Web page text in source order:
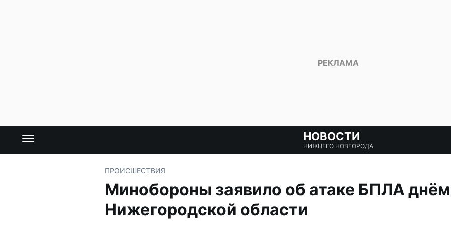
НОВОСТИ
НИЖНЕГО НОВГОРОДА
ПРОИСШЕСТВИЯ
Минобороны заявило об атаке БПЛА
Нижегородской области